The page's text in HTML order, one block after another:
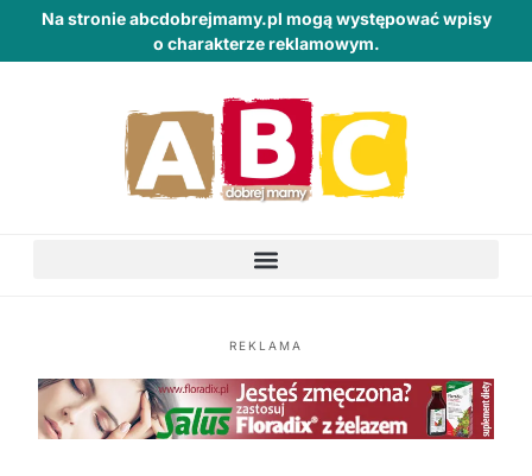
Na stronie abcdobrejmamy.pl mogą występować wpisy
o charakterze reklamowym.
REKLAMA